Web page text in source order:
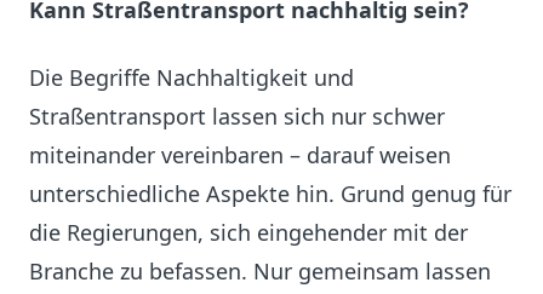
Kann Straßentransport nachhaltig sein?
Die Begriffe Nachhaltigkeit und
Straßentransport lassen sich nur schwer
miteinander vereinbaren – darauf weisen
unterschiedliche Aspekte hin. Grund genug für
die Regierungen, sich eingehender mit der
Branche zu befassen. Nur gemeinsam lassen